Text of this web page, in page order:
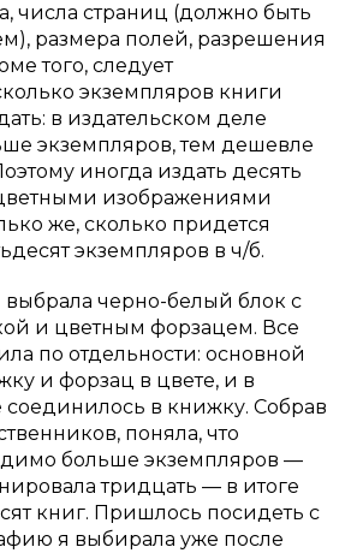
числа страниц (должно быть
размера полей, разрешения
того, следует
экземпляров книги
в издательском деле
экземпляров, тем дешевле
иногда издать десять
изображениями
же, сколько придется
экземпляров в ч/б.
выбрала черно-белый блок с
и цветным форзацем. Все
по отдельности: основной
и форзац в цвете, и в
соединилось в книжку. Собрав
поняла, что
больше экземпляров —
тридцать — в итоге
книг. Пришлось посидеть с
я выбирала уже после